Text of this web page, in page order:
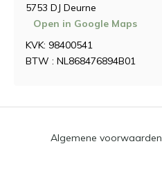
5753 DJ Deurne
Open in Google Maps
KVK: 98400541
BTW : NL868476894B01
Algemene voorwaarden